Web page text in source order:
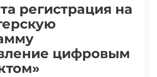
регистрация на
цифровым